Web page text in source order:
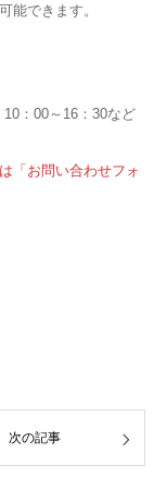
能できます。
：00～16：30など
「お問い合わせフォ
次の記事